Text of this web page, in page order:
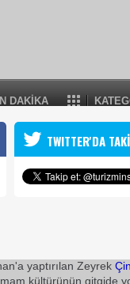
DAKİKA
YOK OLDU
çekmeleri ve
satışa çıkıyor
yaptırılan Zeyrek Çin
kültürünün gitgide
TWITTER'DA